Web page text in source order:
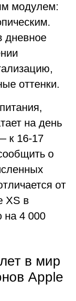
модулем:
дневное
оттенки.
на день
к 16-17
о
от
XS в
на 4 000
в мир
Apple